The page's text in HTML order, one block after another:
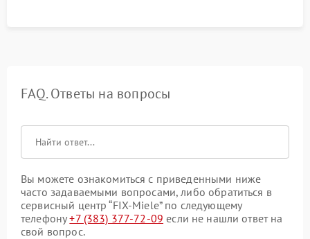
FAQ. Ответы на вопросы
Вы можете ознакомиться с приведенными ниже
часто задаваемыми вопросами, либо обратиться в
сервисный центр “FIX-Miele” по следующему
телефону+7 (383) 377-72-09 если не нашли ответ на
свой вопрос.